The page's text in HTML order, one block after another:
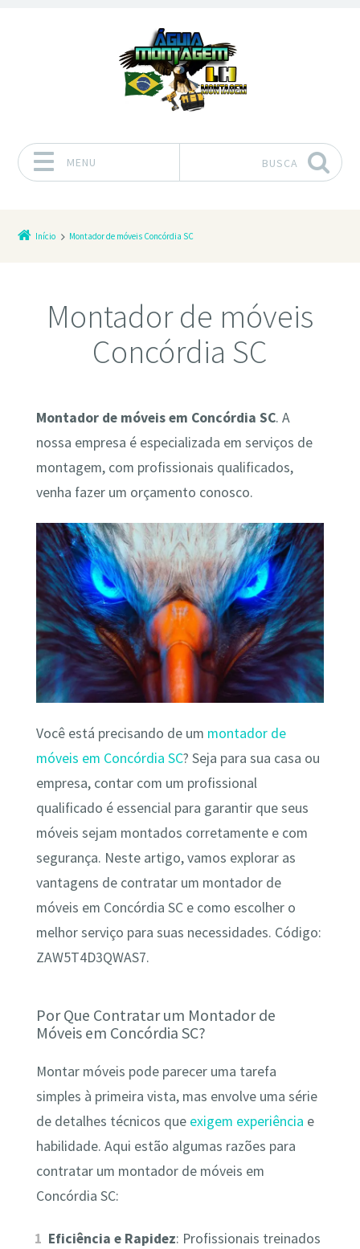
MENU BUSCA
Início Montador de móveis Concórdia SC
Montador de móveis
Concórdia SC
Montador de móveis em Concórdia SC. A
nossa empresa é especializada em serviços de
montagem, com profissionais qualificados,
venha fazer um orçamento conosco.
Você está precisando de um montador de
móveis em Concórdia SC? Seja para sua casa ou
empresa, contar com um profissional
qualificado é essencial para garantir que seus
móveis sejam montados corretamente e com
segurança. Neste artigo, vamos explorar as
vantagens de contratar um montador de
móveis em Concórdia SC e como escolher o
melhor serviço para suas necessidades. Código:
ZAW5T4D3QWAS7.
Por Que Contratar um Montador de
Móveis em Concórdia SC?
Montar móveis pode parecer uma tarefa
simples à primeira vista, mas envolve uma série
de detalhes técnicos que exigem experiência e
habilidade. Aqui estão algumas razões para
contratar um montador de móveis em
Concórdia SC:
Eficiência e Rapidez: Profissionais treinados